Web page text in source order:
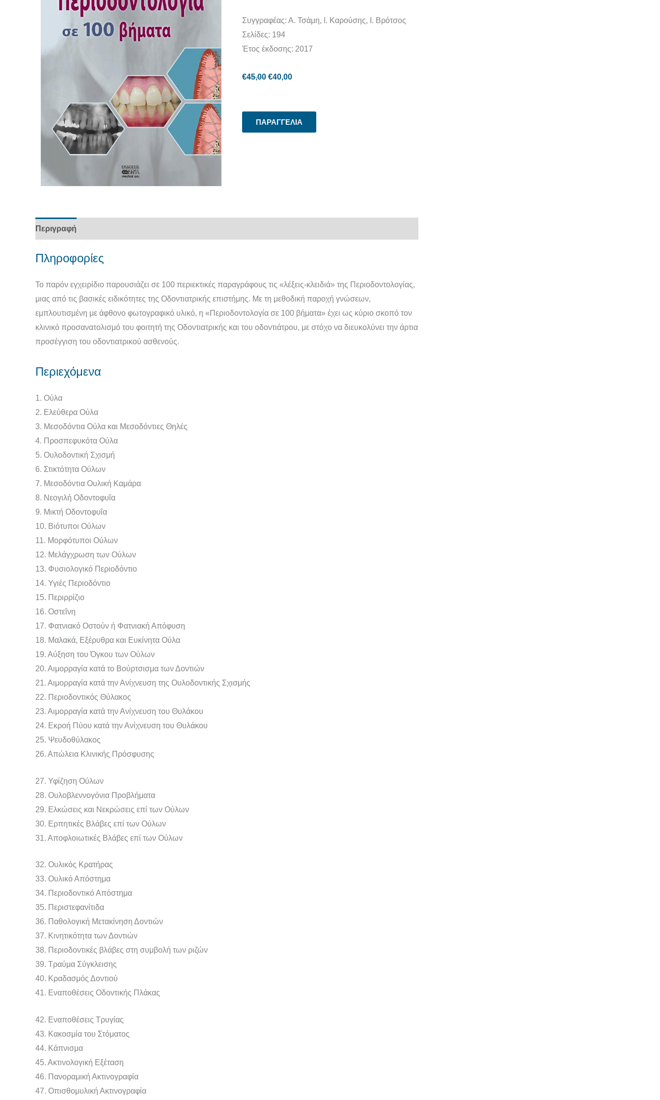
Συγγραφέας: Α. Τσάμη, Ι. Καρούσης, Ι. Βρότσος
Σελίδες: 194
Έτος έκδοσης: 2017
€45,00 €40,00
ΠΑΡΑΓΓΕΛΙΑ
Περιγραφή
Πληροφορίες
Το παρόν εγχειρίδιο παρουσιάζει σε 100 περιεκτικές παραγράφους τις «λέξεις-κλειδιά» της Περιοδοντολογίας,
μιας από τις βασικές ειδικότητες της Οδοντιατρικής επιστήμης. Με τη μεθοδική παροχή γνώσεων,
εμπλουτισμένη με άφθονο φωτογραφικό υλικό, η «Περιοδοντολογία σε 100 βήματα» έχει ως κύριο σκοπό τον
κλινικό προσανατολισμό του φοιτητή της Οδοντιατρικής και του οδοντιάτρου, με στόχο να διευκολύνει την άρτια
προσέγγιση του οδοντιατρικού ασθενούς.
Περιεχόμενα
1. Oύλα
2. Ελεύθερα Ούλα
3. Μεσοδόντια Ούλα και Μεσοδόντιες Θηλές
4. Προσπεφυκότα Ούλα
5. Ουλοδοντική Σχισμή
6. Στικτότητα Ούλων
7. Μεσοδόντια Ουλική Καμάρα
8. Νεογιλή Οδοντοφυΐα
9. Μικτή Οδοντοφυΐα
10. Βιότυποι Ούλων
11. Μορφότυποι Ούλων
12. Μελάγχρωση των Ούλων
13. Φυσιολογικό Περιοδόντιο
14. Υγιές Περιοδόντιο
15. Περιρρίζιο
16. Οστεΐνη
17. Φατνιακό Οστούν ή Φατνιακή Απόφυση
18. Μαλακά, Εξέρυθρα και Ευκίνητα Ούλα
19. Αύξηση του Όγκου των Ούλων
20. Αιμορραγία κατά το Βούρτσισμα των Δοντιών
21. Αιμορραγία κατά την Ανίχνευση της Ουλοδοντικής Σχισμής
22. Περιοδοντικός Θύλακος
23. Αιμορραγία κατά την Ανίχνευση του Θυλάκου
24. Εκροή Πύου κατά την Ανίχνευση του Θυλάκου
25. Ψευδοθύλακος
26. Απώλεια Κλινικής Πρόσφυσης
27. Υφίζηση Ούλων
28. Ουλοβλεννογόνια Προβλήματα
29. Ελκώσεις και Νεκρώσεις επί των Ούλων
30. Ερπητικές Βλάβες επί των Ούλων
31. Αποφλοιωτικές Βλάβες επί των Ούλων
32. Ουλικός Κρατήρας
33. Ουλικό Απόστημα
34. Περιοδοντικό Απόστημα
35. Περιστεφανίτιδα
36. Παθολογική Μετακίνηση Δοντιών
37. Κινητικότητα των Δοντιών
38. Περιοδοντικές βλάβες στη συμβολή των ριζών
39. Τραύμα Σύγκλεισης
40. Κραδασμός Δοντιού
41. Εναποθέσεις Οδοντικής Πλάκας
42. Εναποθέσεις Τρυγίας
43. Κακοσμία του Στόματος
44. Κάπνισμα
45. Ακτινολογική Εξέταση
46. Πανοραμική Ακτινογραφία
47. Οπισθομυλική Ακτινογραφία